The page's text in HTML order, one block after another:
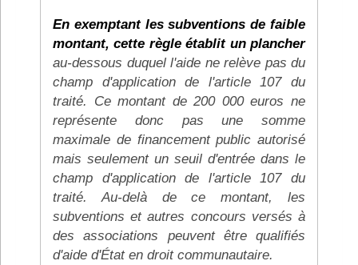
En exemptant les subventions de faible
montant, cette règle établit un plancher
au-dessous duquel l'aide ne relève pas du
champ d'application de l'article 107 du
traité. Ce montant de 200 000 euros ne
représente donc pas une somme
maximale de financement public autorisé
mais seulement un seuil d'entrée dans le
champ d'application de l'article 107 du
traité. Au-delà de ce montant, les
subventions et autres concours versés à
des associations peuvent être qualifiés
d'aide d'État en droit communautaire.